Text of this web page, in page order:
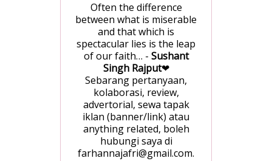
Often the difference
between what is miserable
and that which is
spectacular lies is the leap
of our faith… - Sushant
Singh Rajput❤
Sebarang pertanyaan,
kolaborasi, review,
advertorial, sewa tapak
iklan (banner/link) atau
anything related, boleh
hubungi saya di
farhannajafri@gmail.com.